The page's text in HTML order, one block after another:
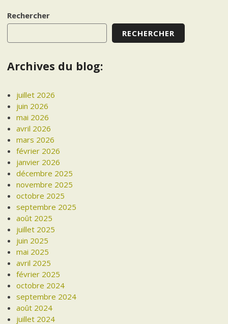
Rechercher
RECHERCHER
Archives du blog:
juillet 2026
juin 2026
mai 2026
avril 2026
mars 2026
février 2026
janvier 2026
décembre 2025
novembre 2025
octobre 2025
septembre 2025
août 2025
juillet 2025
juin 2025
mai 2025
avril 2025
février 2025
octobre 2024
septembre 2024
août 2024
juillet 2024